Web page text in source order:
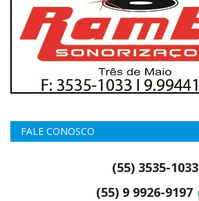
FALE CONOSCO
(55) 3535-1033
(55) 9 9926-9197